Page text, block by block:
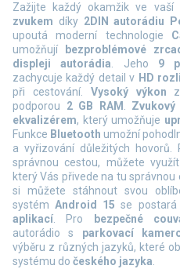
Zažijte každý okamžik ve vaší
zvukem díky 2DIN autorádiu
upoutá moderní technologie
umožňují
bezproblémové
displeji autorádia. Jeho 9
zachycuje každý detail v HD
při cestování. Vysoký výkon
podporou 2 GB RAM .
ekvalizérem, který umožňuje
Funkce Bluetooth umožní
a vyřizování důležitých
správnou cestou, můžete využít
který Vás přivede na tu správnou
si můžete stáhnout svou
systémAndroid 15 se postará
aplikací. Pro bezpečné
autorádio s parkovací
výběru z různých jazyků, které
systému do českého jazyka.